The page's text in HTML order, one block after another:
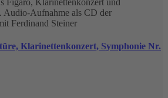
Klarinettenkonzert, Symphonie Nr.